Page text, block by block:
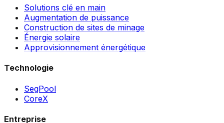
Solutions clé en main
Augmentation de puissance
Construction de sites de minage
Énergie solaire
Approvisionnement énergétique
Technologie
SegPool
CoreX
Entreprise